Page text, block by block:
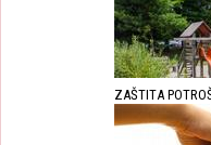
ZAŠTITA